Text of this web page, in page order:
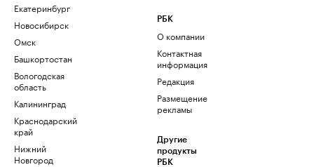
Екатеринбург
Новосибирск
Омск
Башкортостан
Вологодская
область
Калининград
Краснодарский
край
Нижний
Новгород
РБК
О компании
Контактная
информация
Редакция
Размещение
рекламы
Другие
продукты
РБК